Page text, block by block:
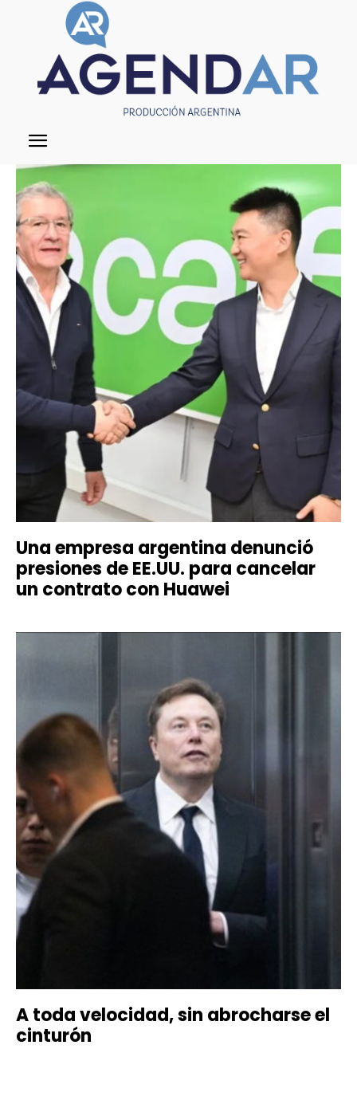
Una empresa argentina denunció
presiones de EE.UU. para cancelar
un contrato con Huawei
A toda velocidad, sin abrocharse el
cinturón